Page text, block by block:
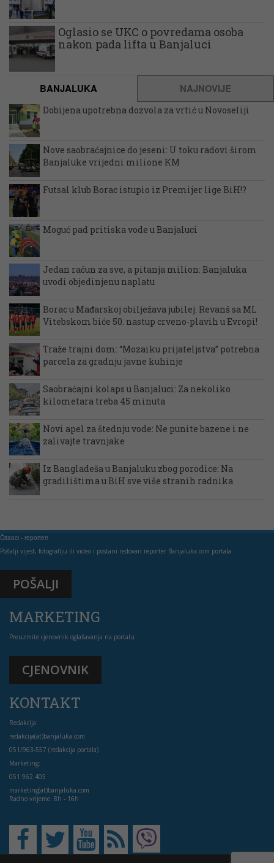
Oglasio se UKC o povredama osoba
nakon pada lifta u Banjaluci
BANJALUKA NAJNOVIJE
Dobijena upotrebna dozvola za vrtić u Novoseliji
Nove saobraćajnice do jeseni: U toku radovi širom
Banjaluke vrijedni milione KM
Futsal klub Borac istupio iz Premijer lige BiH!?
Moguć pad pritiska vode u Banjaluci
Jedan račun za sve, a pitanja milion: Banjaluka
uvodi objedinjenu naplatu
Borac u Mađarskoj obilježava jubilej: Revanš sa ML
Vitebskom biće 50. nastup crveno-plavih u Evropi!
Traže trajni dom: “Mozaiku prijateljstva” potrebna
parcela za gradnju javne kuhinje
Saobraćajni kolaps u Banjaluci: Za nekoliko
kilometara treba 45 minuta
Novi apel za štednju vode: Ne punite bazene i ne
zalivajte travnjake
Iz Bangladeša u Banjaluku zbog porodice: Na
gradilištima u BiH sve više stranih radnika
Čitaoci - reporteri
Pošalji vijest, fotografiju ili video i postani redovan reporter Banjaluka.com portala
POŠALJI
MARKETING
Preuzmite cjenovnik oglašavanja na portalu
CJENOVNIK
KONTAKT
Redakcija:
redakcija(at)banjaluka.com
051/963-557 (redakcija portala)
Marketing:
051 962 405
marketing(at)banjaluka.com
Radno vrijeme: 8h - 16h